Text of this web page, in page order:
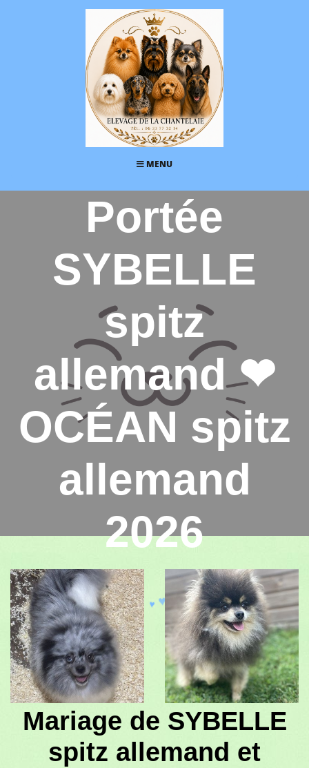
MENU
Portée
SYBELLE
spitz
allemand ❤
OCÉAN spitz
allemand
2026
♥
♥
♥
♥
♥
Mariage de SYBELLE
spitz allemand et